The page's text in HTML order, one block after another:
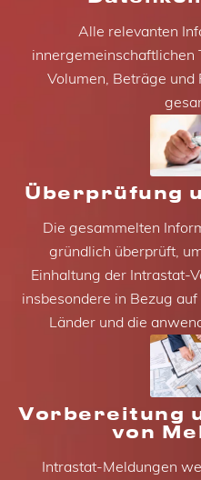
Alle relevanten
innergemeinschaftlichen
Volumen, Beträge und
Überprüfung
Die gesammelten
gründlich überprüft,
Einhaltung der Intrastat-
insbesondere in Bezug
Länder und die
Vorbereitung
von
Intrastat-Meldungen